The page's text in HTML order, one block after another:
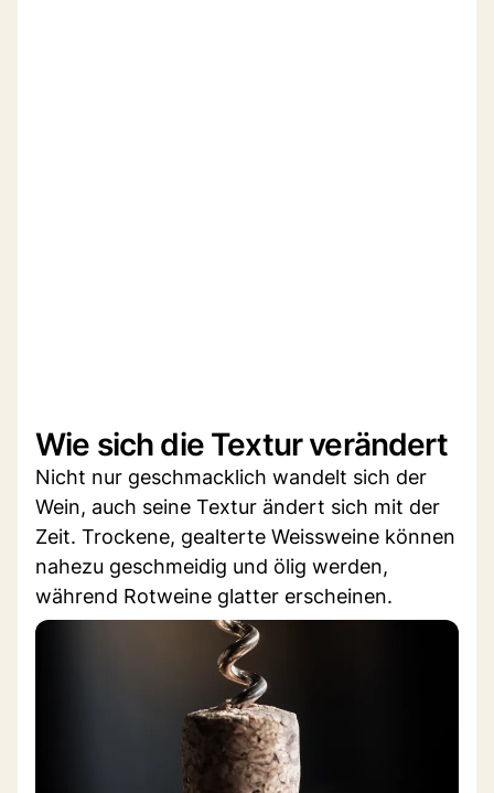
Wie sich die Textur verändert
Nicht nur geschmacklich wandelt sich der
Wein, auch seine Textur ändert sich mit der
Zeit. Trockene, gealterte Weissweine können
nahezu geschmeidig und ölig werden,
während Rotweine glatter erscheinen.